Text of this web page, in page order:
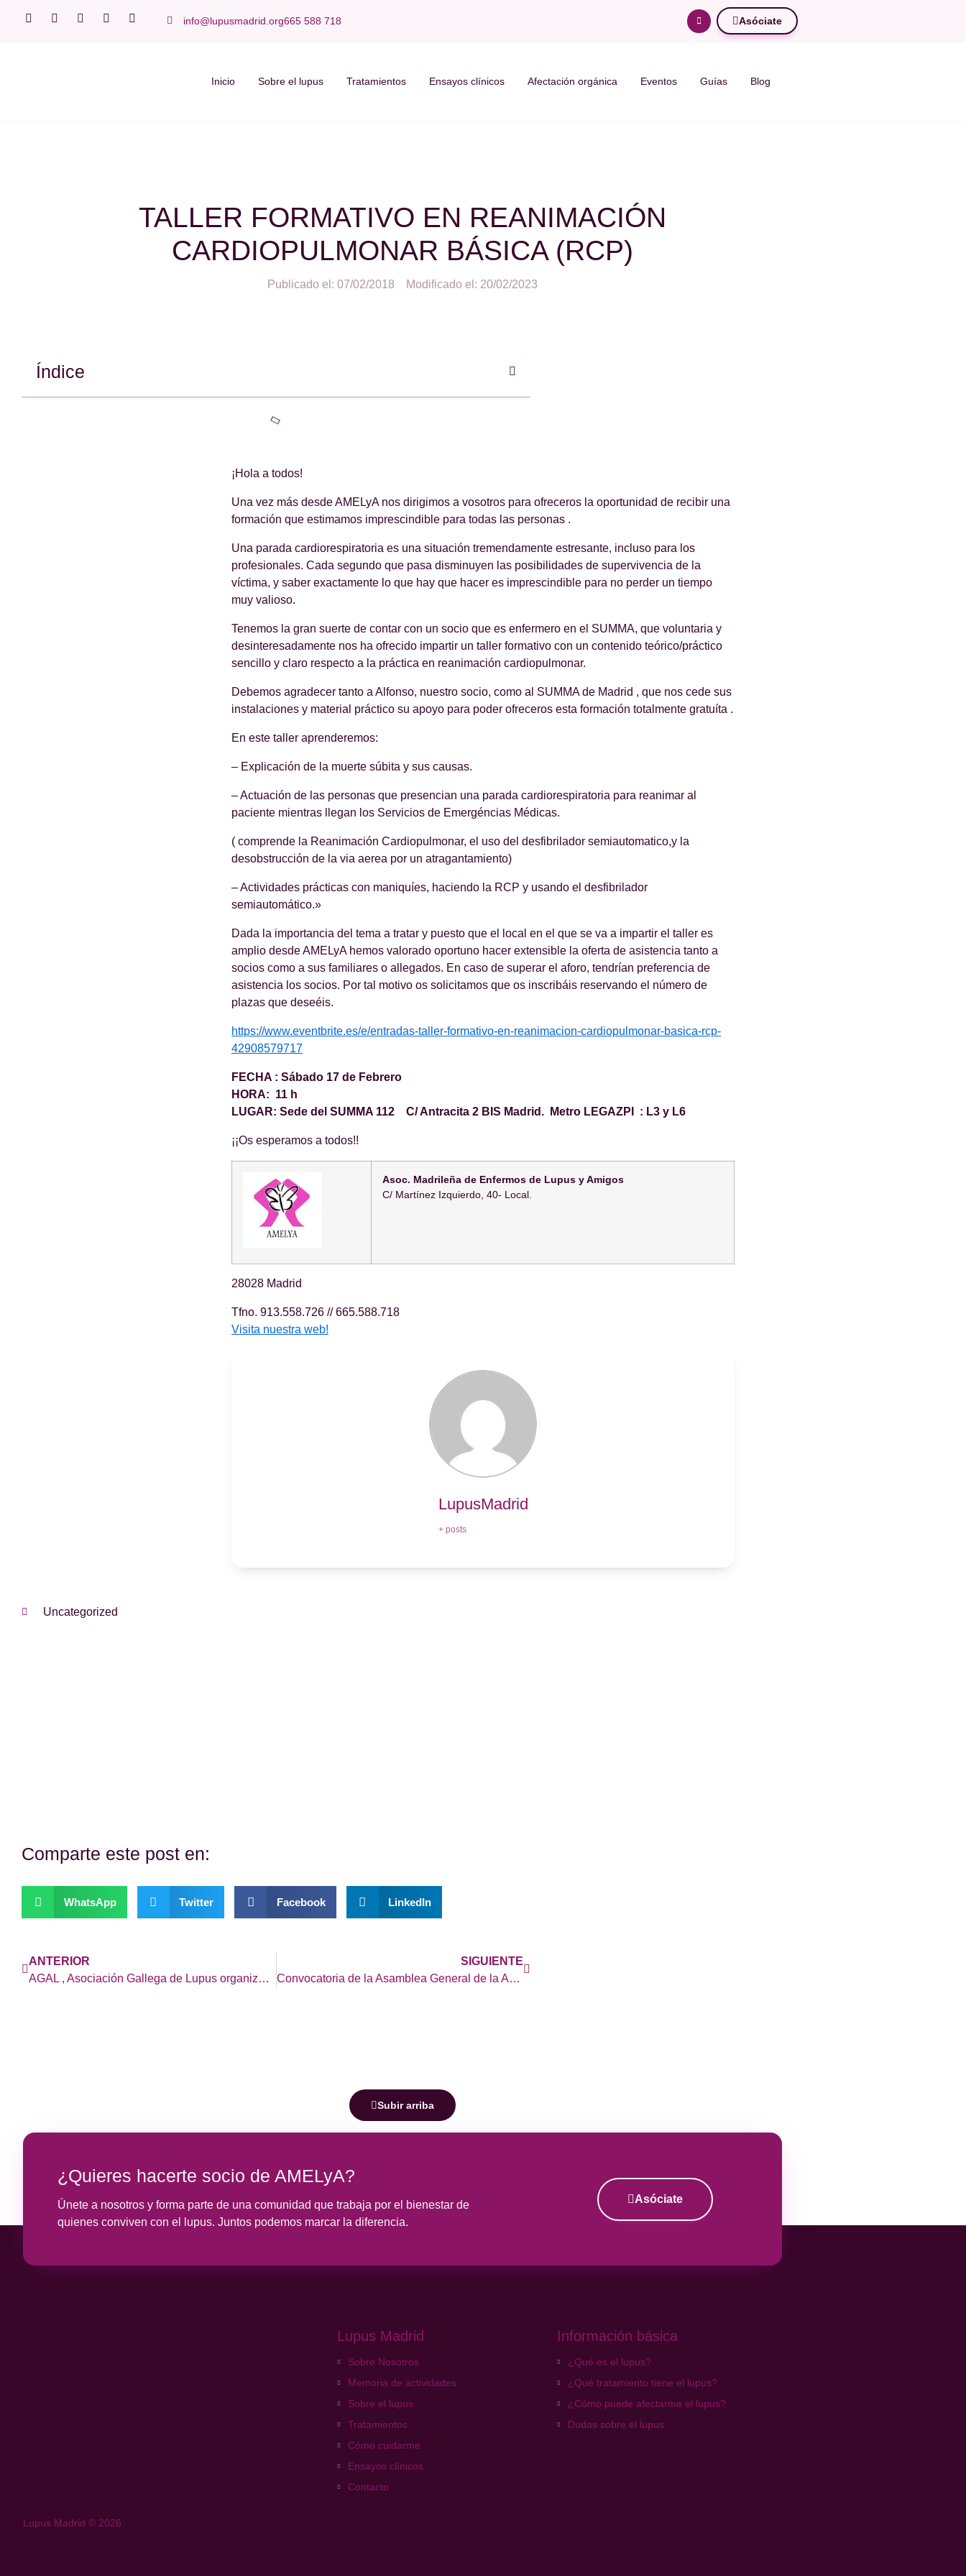
info@lupusmadrid.org665 588 718 Asóciate
Inicio Sobre el lupus Tratamientos Ensayos clínicos Afectación orgánica Eventos Guías Blog
TALLER FORMATIVO EN REANIMACIÓN
CARDIOPULMONAR BÁSICA (RCP)
Publicado el: 07/02/2018 Modificado el: 20/02/2023
Índice
¡Hola a todos!
Una vez más desde AMELyA nos dirigimos a vosotros para ofreceros la oportunidad de recibir una
formación que estimamos imprescindible para todas las personas .
Una parada cardiorespiratoria es una situación tremendamente estresante, incluso para los
profesionales. Cada segundo que pasa disminuyen las posibilidades de supervivencia de la
víctima, y saber exactamente lo que hay que hacer es imprescindible para no perder un tiempo
muy valioso.
Tenemos la gran suerte de contar con un socio que es enfermero en el SUMMA, que voluntaria y
desinteresadamente nos ha ofrecido impartir un taller formativo con un contenido teórico/práctico
sencillo y claro respecto a la práctica en reanimación cardiopulmonar.
Debemos agradecer tanto a Alfonso, nuestro socio, como al SUMMA de Madrid , que nos cede sus
instalaciones y material práctico su apoyo para poder ofreceros esta formación totalmente gratuíta .
En este taller aprenderemos:
– Explicación de la muerte súbita y sus causas.
– Actuación de las personas que presencian una parada cardiorespiratoria para reanimar al
paciente mientras llegan los Servicios de Emergéncias Médicas.
( comprende la Reanimación Cardiopulmonar, el uso del desfibrilador semiautomatico,y la
desobstrucción de la via aerea por un atragantamiento)
– Actividades prácticas con maniquíes, haciendo la RCP y usando el desfibrilador
semiautomático.»
Dada la importancia del tema a tratar y puesto que el local en el que se va a impartir el taller es
amplio desde AMELyA hemos valorado oportuno hacer extensible la oferta de asistencia tanto a
socios como a sus familiares o allegados. En caso de superar el aforo, tendrían preferencia de
asistencia los socios. Por tal motivo os solicitamos que os inscribáis reservando el número de
plazas que deseéis.
https://www.eventbrite.es/e/entradas-taller-formativo-en-reanimacion-cardiopulmonar-basica-rcp-
42908579717
FECHA : Sábado 17 de Febrero
HORA: 11 h
LUGAR: Sede del SUMMA 112 C/ Antracita 2 BIS Madrid.
Metro LEGAZPI : L3 y L6
¡¡Os esperamos a todos!!
Asoc. Madrileña de Enfermos de Lupus y Amigos
C/ Martínez Izquierdo, 40- Local.
28028 Madrid
Tfno. 913.558.726 // 665.588.718
Visita nuestra web!
LupusMadrid
+ posts
Uncategorized
Comparte este post en:
WhatsApp Twitter Facebook LinkedIn
ANTERIOR
AGAL , Asociación Gallega de Lupus organiza este año el XXII CONGRESO NACIONAL DE LUPUS
SIGUIENTE
Convocatoria de la Asamblea General de la Asociación Madrileña de Enfermos de Lupus y Amigos (AMELyA)
Subir arriba
¿Quieres hacerte socio de AMELyA?
Únete a nosotros y forma parte de una comunidad que trabaja por el bienestar de
quienes conviven con el lupus. Juntos podemos marcar la diferencia.
Asóciate
Lupus Madrid © 2026
Lupus Madrid
Sobre Nosotros
Memoria de actividades
Sobre el lupus
Tratamientos
Cómo cuidarme
Ensayos clínicos
Contacto
Información básica
¿Qué es el lupus?
¿Qué tratamiento tiene el lupus?
¿Cómo puede afectarme el lupus?
Dudas sobre el lupus